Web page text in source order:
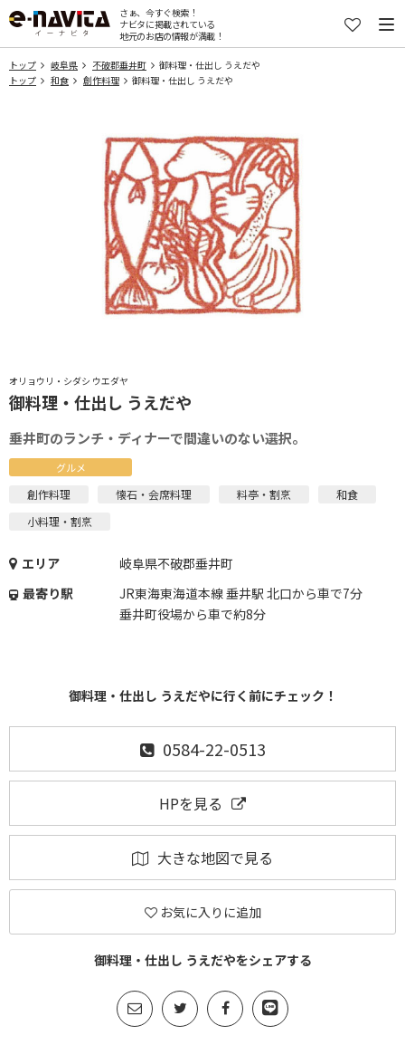
さぁ、今すぐ検索！
ナビタに掲載されている
地元のお店の情報が満載！
トップ 岐阜県 不破郡垂井町
御料理・仕出し うえだや
トップ
和食 創作料理 御料理・仕出し うえだや
オリョウリ・シダシ ウエダヤ
御料理・仕出し うえだや
垂井町のランチ・ディナーで間違いのない選択。
グルメ
創作料理 懐石・会席料理 料亭・割烹
和食
小料理・割烹
エリア
岐阜県不破郡垂井町
最寄り駅
JR東海東海道本線 垂井駅 北口から車で7分
垂井町役場から車で約8分
御料理・仕出し うえだやに行く前にチェック！
0584-22-0513
HPを見る
大きな地図で見る
お気に入りに追加
御料理・仕出し うえだやをシェアする